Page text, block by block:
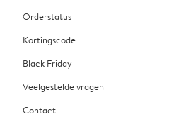
Orderstatus
Kortingscode
Black Friday
Veelgestelde vragen
Contact